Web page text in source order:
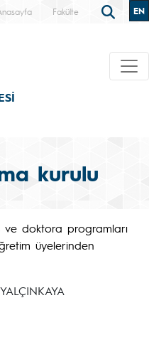
Fakülte EN
kurulu
ve doktora programları
üyelerinden